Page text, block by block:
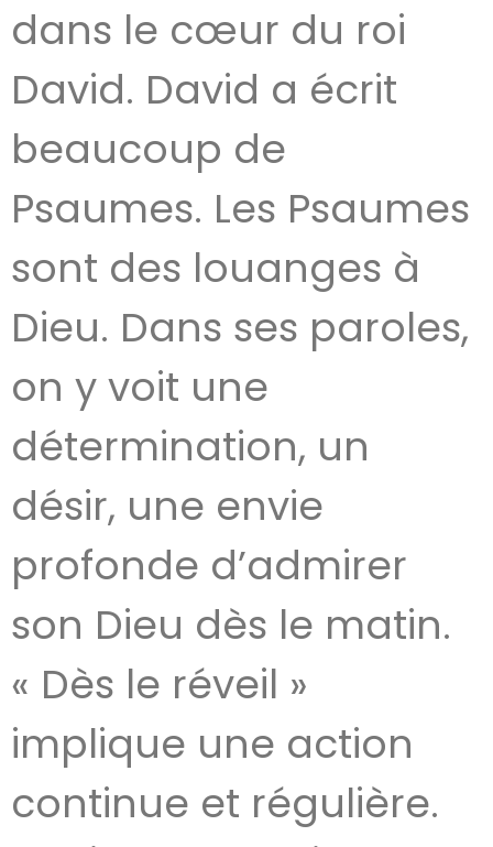
dans le cœur du roi
David. David a écrit
beaucoup de
Psaumes. Les Psaumes
sont des louanges à
Dieu. Dans ses paroles,
on y voit une
détermination, un
désir, une envie
profonde d’admirer
son Dieu dès le matin.
« Dès le réveil »
implique une action
continue et régulière.